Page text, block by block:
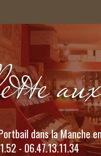
dans la Manche
- 06.47.13.11.34